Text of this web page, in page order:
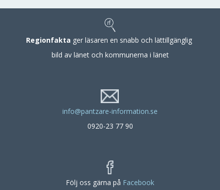
Regionfakta ger läsaren en snabb och lättillgänglig
bild av länet och kommunerna i länet
info@pantzare-information.se
0920-23 77 90
Följ oss gärna på Facebook